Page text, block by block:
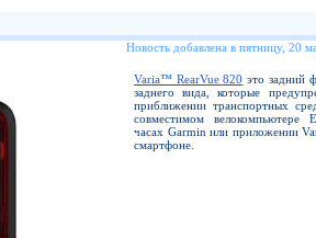
Новость добавлена в пятницу, 20
Varia™ RearVue 820 это задний
заднего вида, которые
приближении транспортных
совместимом велокомпьютере
часах Garmin или приложении
смартфоне.